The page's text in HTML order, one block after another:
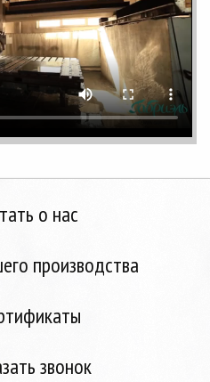
о нас
производства
звонок